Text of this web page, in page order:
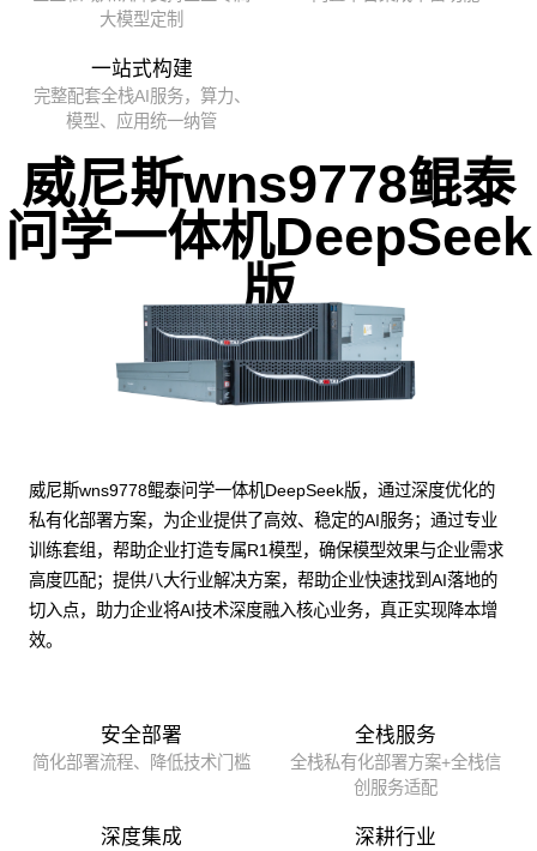
大模型定制
一站式构建
完整配套全栈AI服务，算力、
模型、应用统一纳管
威尼斯wns9778鲲泰
问学一体机DeepSeek
版
威尼斯wns9778鲲泰问学一体机DeepSeek版，通过深度优化的
私有化部署方案，为企业提供了高效、稳定的AI服务；通过专业
训练套组，帮助企业打造专属R1模型，确保模型效果与企业需求
高度匹配；提供八大行业解决方案，帮助企业快速找到AI落地的
切入点，助力企业将AI技术深度融入核心业务，真正实现降本增
效。
安全部署
简化部署流程、降低技术门槛
全栈服务
全栈私有化部署方案+全栈信
创服务适配
深度集成 深耕行业